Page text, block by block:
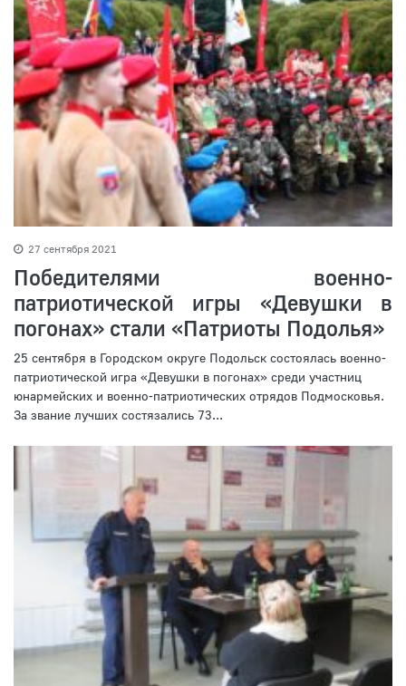
27 сентября 2021
Победителями военно-
патриотической игры «Девушки в
погонах» стали «Патриоты Подолья»
25 сентября в Городском округе Подольск состоялась военно-
патриотической игра «Девушки в погонах» среди участниц
юнармейских и военно-патриотических отрядов Подмосковья.
За звание лучших состязались 73...